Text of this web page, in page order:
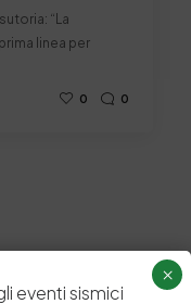
“La
linea per
0 0
obbligatori sono
eventi sismici
×